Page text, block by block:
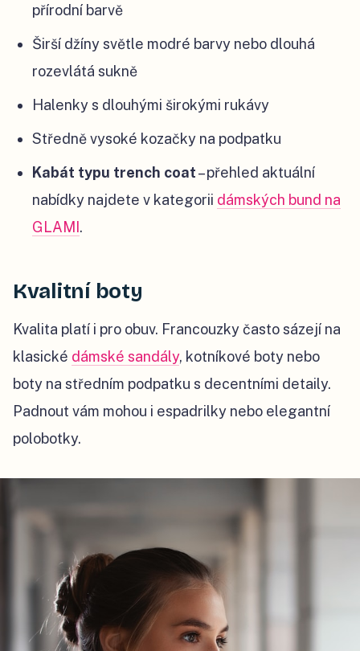
přírodní barvě
Širší džíny světle modré barvy nebo dlouhá
rozevlátá sukně
Halenky s dlouhými širokými rukávy
Středně vysoké kozačky na podpatku
Kabát typu trench coat– přehled aktuální
nabídky najdete v kategorii dámských bund na
GLAMI .
Kvalitní boty
Kvalita platí i pro obuv. Francouzky často sázejí na
klasické dámské sandály, kotníkové boty nebo
boty na středním podpatku s decentními detaily.
Padnout vám mohou i espadrilky nebo elegantní
polobotky.